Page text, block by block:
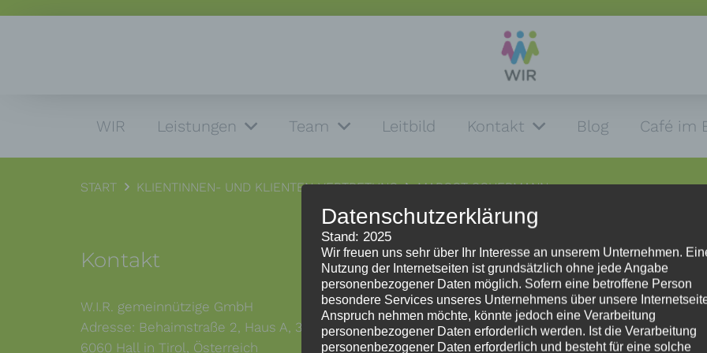
WIR Leistungen Team Leitbild Kontakt Blog Café im
START KLIENTINNEN- UND KLIENTEN-VERTRETUNG MARGOT SCHERMANN
Kontakt
W.I.R. gemeinnützige GmbH
Adresse: Behaimstraße 2, Haus A, 3. Stock,
6060 Hall in Tirol, Österreich
Impressum
Impressum
Datenschutzerklärung
HinweisgeberInnenschutzgesetz
Datenschutzerklärung
Stand: 2025
Wir freuen uns sehr über Ihr Interesse an unserem Unternehmen.
Nutzung der Internetseiten ist grundsätzlich ohne jede Angabe
personenbezogener Daten möglich. Sofern eine betroffene Person
besondere Services unseres Unternehmens über unsere
Anspruch nehmen möchte, könnte jedoch eine Verarbeitung
personenbezogener Daten erforderlich werden. Ist die Verarbeitung
personenbezogener Daten erforderlich und besteht für eine solche